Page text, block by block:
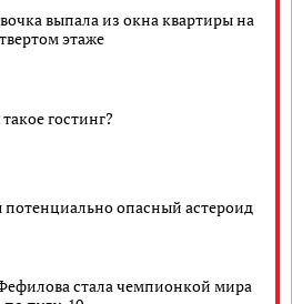
выпала из окна квартиры на
этаже
гостинг?
опасный астероид
стала чемпионкой мира